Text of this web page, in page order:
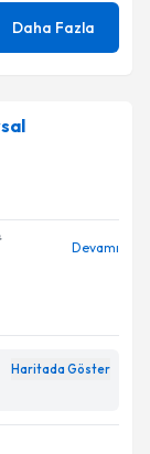
Daha Fazla
Devamı
Haritada Göster